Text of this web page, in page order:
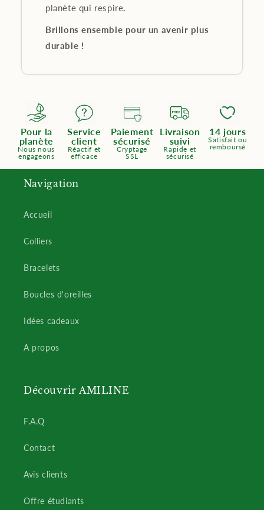
planète qui respire.
Brillons ensemble pour un avenir plus
durable !
Pour la
planète
Nous nous
engageons
Service
client
Réactif et
efficace
Paiement
sécurisé
Cryptage
SSL
Livraison
suivi
Rapide et
sécurisé
14 jours
Satisfait ou
remboursé
Navigation
Accueil
Colliers
Bracelets
Boucles d'oreilles
Idées cadeaux
A propos
Découvrir AMILINE
F.A.Q
Contact
Avis clients
Offre étudiants